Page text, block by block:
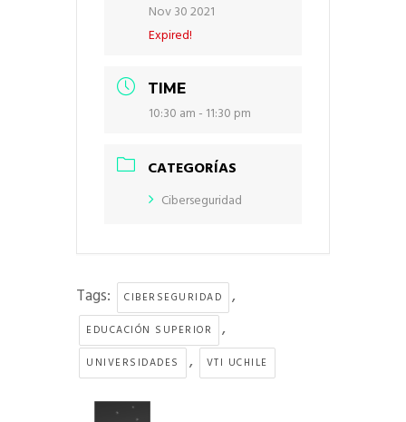
Nov 30 2021
Expired!
TIME
10:30 am - 11:30 pm
CATEGORÍAS
Ciberseguridad
Tags: CIBERSEGURIDAD ,
EDUCACIÓN SUPERIOR ,
UNIVERSIDADES , VTI UCHILE